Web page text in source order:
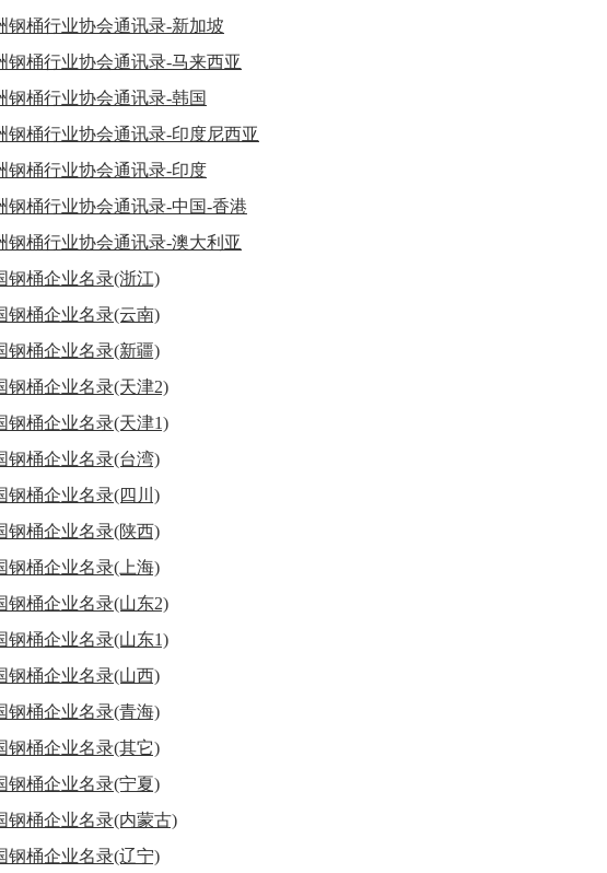
钢桶行业协会通讯录-新加坡
钢桶行业协会通讯录-马来西亚
钢桶行业协会通讯录-韩国
钢桶行业协会通讯录-印度尼西亚
钢桶行业协会通讯录-印度
钢桶行业协会通讯录-中国-香港
钢桶行业协会通讯录-澳大利亚
钢桶企业名录(浙江)
钢桶企业名录(云南)
钢桶企业名录(新疆)
钢桶企业名录(天津2)
钢桶企业名录(天津1)
钢桶企业名录(台湾)
钢桶企业名录(四川)
钢桶企业名录(陕西)
钢桶企业名录(上海)
钢桶企业名录(山东2)
钢桶企业名录(山东1)
钢桶企业名录(山西)
钢桶企业名录(青海)
钢桶企业名录(其它)
钢桶企业名录(宁夏)
钢桶企业名录(内蒙古)
钢桶企业名录(辽宁)